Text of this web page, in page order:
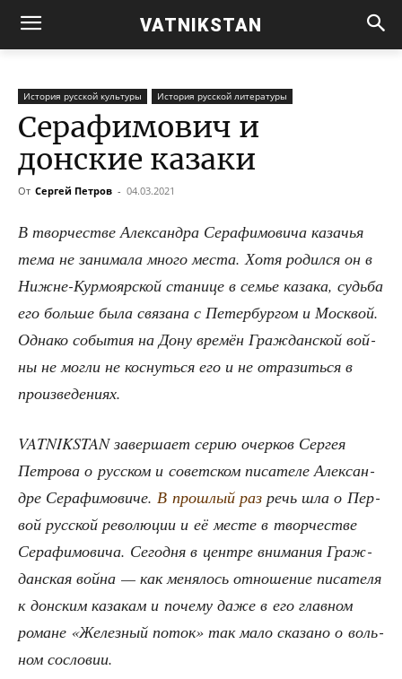
VATNIKSTAN
История русской культуры История русской литературы
Серафимович и
донские казаки
От Сергей Петров - 04.03.2021
В твор­че­стве Алек­сандра Сера­фи­мо­ви­ча каза­чья
тема не зани­ма­ла мно­го места. Хотя родил­ся он в
Нижне-Кур­мо­яр­ской ста­ни­це в семье каза­ка, судь­ба
его боль­ше была свя­за­на с Петер­бур­гом и Моск­вой.
Одна­ко собы­тия на Дону вре­мён Граж­дан­ской вой­
ны не мог­ли не кос­нуть­ся его и не отра­зить­ся в
произведениях.
VATNIKSTAN завер­ша­ет серию очер­ков Сер­гея
Пет­ро­ва о рус­ском и совет­ском писа­те­ле Алек­сан­
дре Сера­фи­мо­ви­че. В про­шлый раз речь шла о Пер­
вой рус­ской рево­лю­ции и её месте в твор­че­стве
Сера­фи­мо­ви­ча. Сего­дня в цен­тре вни­ма­ния Граж­
дан­ская вой­на — как меня­лось отно­ше­ние писа­те­ля
к дон­ским каза­кам и поче­му даже в его глав­ном
романе «Желез­ный поток» так мало ска­за­но о воль­
ном сословии.